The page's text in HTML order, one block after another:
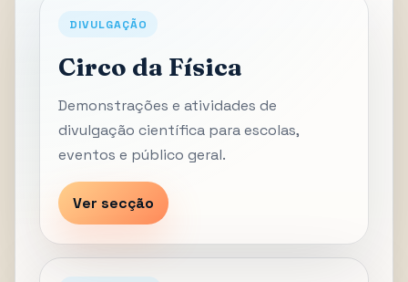
DIVULGAÇÃO
Circo da Física
Demonstrações e atividades de
divulgação científica para escolas,
eventos e público geral.
Ver secção